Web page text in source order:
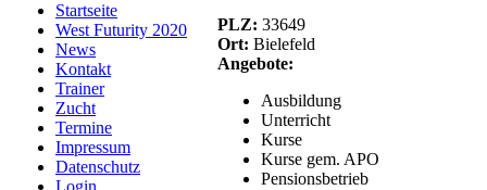
Startseite
West Futurity 2020
News
Kontakt
Trainer
Zucht
Termine
Impressum
Datenschutz
PLZ: 33649
Ort: Bielefeld
Angebote:
Ausbildung
Unterricht
Kurse
Kurse gem. APO
Pensionsbetrieb